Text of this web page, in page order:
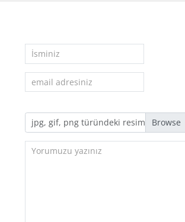
jpg, gif, png türündeki resimleri seçmelisiniz